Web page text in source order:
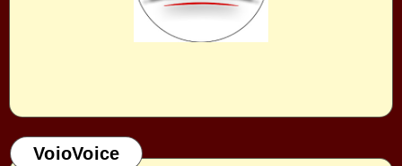
VoioVoice